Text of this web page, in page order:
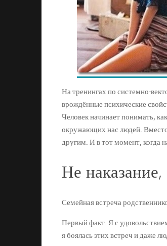
На тренингах по системно-
врождённые психические
Человек начинает понимать,
окружающих нас людей.
другим. И в тот момент, когда
Не
Семейная встреча
Первый факт. Я с
я боялась этих встреч и даже